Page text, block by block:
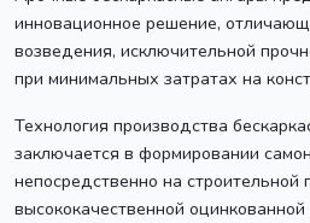
инновационное решение,
возведения, исключительной
при минимальных затратах на
Технология производства
заключается в формировании
непосредственно на строительной
высококачественной